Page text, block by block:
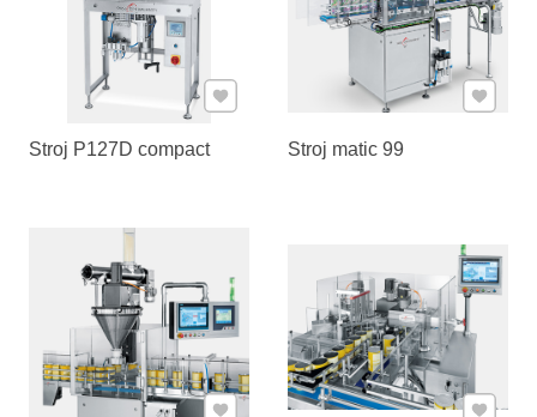
Stroj P127D compact
Pridať k Obľúbeným
Stroj matic 99
Pridať
Pridať k Obľúbeným Pridať k